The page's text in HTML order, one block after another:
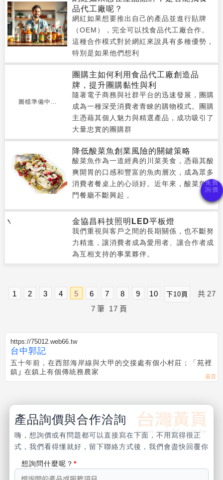
品代工廠呢？
網紅如果想要推出自己的產品並進行貼牌
（OEM），完全可以找食品代工廠合作。
這種合作模式對於網紅來說具有多種優勢，
特別是如果他們想利
圖檔準備中...
團購主如何利用食品代工廠創造品
牌，提升團購黏性與利
隨著電子商務與社群平台的迅速發展，團購
成為一種深受消費者青睞的購物模式。團購
主憑藉其個人魅力與精選產品，成功吸引了
大量忠實的團購群
降低酸菜魚創業風險的關鍵策略
酸菜魚作為一道經典的川菜美食，憑藉其酸
爽開胃的口感和豐富的魚肉層次，成為眾多
消費者餐桌上的心頭好。近年來，酸菜魚專
門餐廳不斷興起，
金協昌科技照明LED平板燈
我們重視與客戶之間的長期關係，也不斷努
力精進，讓消費者成為愛用者、讓合作者成
為互相支持的事業夥伴。
1 2 3 4 5 6 7 8 9 10 下10頁 共 27
7 筆 17 頁
https://75012.web66.tw
台中郭記
五十年前，在西部海岸線與大甲的交接處有個小村莊；「苑裡
鎮｣ 在鎮上有個傳統務農家
產品詢價與合作洽詢
嗨，想詢價或有問題都可以直接寫在下面，不用寫得很正
式，我們看得懂就好，留下聯絡方式後，我們會盡快回覆你
想詢問什麼呢？